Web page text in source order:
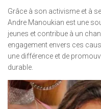
Grâce à son activisme et à
Andre Manoukian est une
jeunes et contribue à un
engagement envers ces
une différence et de
durable.